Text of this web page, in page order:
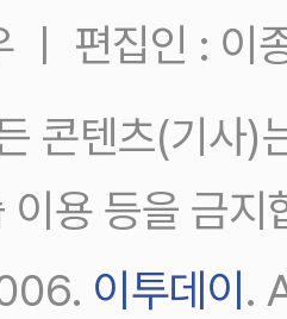
ㅣ 편집인 : 이
콘텐츠(기사)
용 등을 금지
이투데이 .